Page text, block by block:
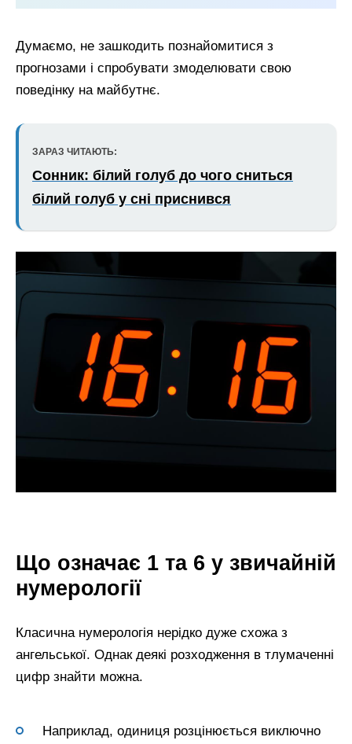
Думаємо, не зашкодить познайомитися з
прогнозами і спробувати змоделювати свою
поведінку на майбутнє.
ЗАРАЗ ЧИТАЮТЬ:
Сонник: білий голуб до чого сниться
білий голуб у сні приснився
Що означає 1 та 6 у звичайній
нумерології
Класична нумерологія нерідко дуже схожа з
ангельської. Однак деякі розходження в тлумаченні
цифр знайти можна.
Наприклад, одиниця розцінюється виключно